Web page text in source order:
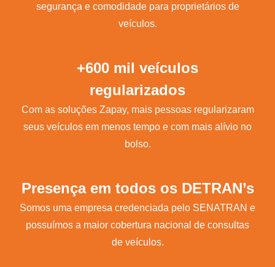
segurança e comodidade para proprietários de
veículos.
+600 mil veículos
regularizados
Com as soluções Zapay, mais pessoas regularizaram
seus veículos em menos tempo e com mais alívio no
bolso.
Presença em todos os DETRAN’s
Somos uma empresa credenciada pelo SENATRAN e
possuímos a maior cobertura nacional de consultas
de veículos.